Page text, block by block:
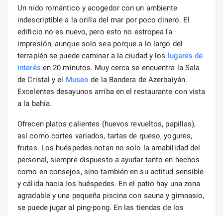
Un nido romántico y acogedor con un ambiente
indescriptible a la orilla del mar por poco dinero. El
edificio no es nuevo, pero esto no estropea la
impresión, aunque solo sea porque a lo largo del
terraplén se puede caminar a la ciudad y los lugares de
interés en 20 minutos. Muy cerca se encuentra la Sala
de Cristal y el Museo de la Bandera de Azerbaiyán.
Excelentes desayunos arriba en el restaurante con vista
a la bahía.
Ofrecen platos calientes (huevos revueltos, papillas),
así como cortes variados, tartas de queso, yogures,
frutas. Los huéspedes notan no solo la amabilidad del
personal, siempre dispuesto a ayudar tanto en hechos
como en consejos, sino también en su actitud sensible
y cálida hacia los huéspedes. En el patio hay una zona
agradable y una pequeña piscina con sauna y gimnasio,
se puede jugar al ping-pong. En las tiendas de los